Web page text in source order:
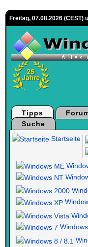
Freitag, 07.08.2026 (CEST)
Tipps
Suche
Startseite